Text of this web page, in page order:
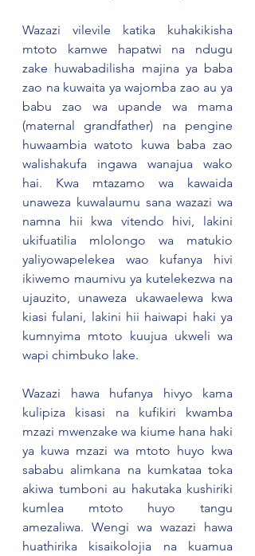
Wazazi vilevile katika kuhakikisha
mtoto kamwe hapatwi na ndugu
zake huwabadilisha majina ya baba
zao na kuwaita ya wajomba zao au ya
babu zao wa upande wa mama
(maternal grandfather) na pengine
huwaambia watoto kuwa baba zao
walishakufa ingawa wanajua wako
hai. Kwa mtazamo wa kawaida
unaweza kuwalaumu sana wazazi wa
namna hii kwa vitendo hivi, lakini
ukifuatilia mlolongo wa matukio
yaliyowapelekea wao kufanya hivi
ikiwemo maumivu ya kutelekezwa na
ujauzito, unaweza ukawaelewa kwa
kiasi fulani, lakini hii haiwapi haki ya
kumnyima mtoto kuujua ukweli wa
wapi chimbuko lake.
Wazazi hawa hufanya hivyo kama
kulipiza kisasi na kufikiri kwamba
mzazi mwenzake wa kiume hana haki
ya kuwa mzazi wa mtoto huyo kwa
sababu alimkana na kumkataa toka
akiwa tumboni au hakutaka kushiriki
kumlea mtoto huyo tangu
amezaliwa. Wengi wa wazazi hawa
huathirika kisaikolojia na kuamua